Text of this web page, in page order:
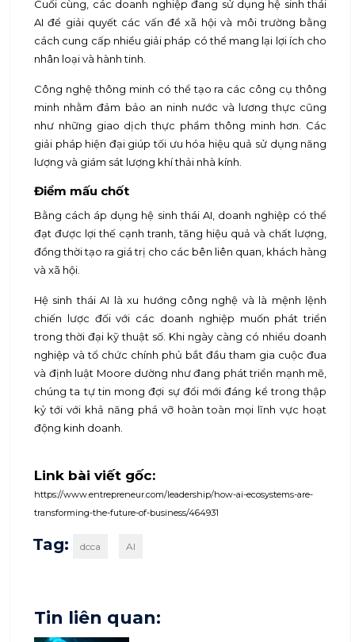
Cuối cùng, các doanh nghiệp đang sử dụng hệ sinh thái
AI để giải quyết các vấn đề xã hội và môi trường bằng
cách cung cấp nhiều giải pháp có thể mang lại lợi ích cho
nhân loại và hành tinh.
Công nghệ thông minh có thể tạo ra các công cụ thông
minh nhằm đảm bảo an ninh nước và lương thực cũng
như những giao dịch thực phẩm thông minh hơn. Các
giải pháp hiện đại giúp tối ưu hóa hiệu quả sử dụng năng
lượng và giám sát lượng khí thải nhà kính.
Điểm mấu chốt
Bằng cách áp dụng hệ sinh thái AI, doanh nghiệp có thể
đạt được lợi thế cạnh tranh, tăng hiệu quả và chất lượng,
đồng thời tạo ra giá trị cho các bên liên quan, khách hàng
và xã hội.
Hệ sinh thái AI là xu hướng công nghệ và là mệnh lệnh
chiến lược đối với các doanh nghiệp muốn phát triển
trong thời đại kỹ thuật số. Khi ngày càng có nhiều doanh
nghiệp và tổ chức chính phủ bắt đầu tham gia cuộc đua
và định luật Moore dường như đang phát triển mạnh mẽ,
chúng ta tự tin mong đợi sự đổi mới đáng kể trong thập
kỷ tới với khả năng phá vỡ hoàn toàn mọi lĩnh vực hoạt
động kinh doanh.
Link bài viết gốc:
https://www.entrepreneur.com/leadership/how-ai-ecosystems-are-
transforming-the-future-of-business/464931
Tag: dcca AI
Tin liên quan: